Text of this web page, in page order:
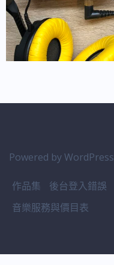
Powered by WordPress
作品集 後台登入錯誤
音樂服務與價目表